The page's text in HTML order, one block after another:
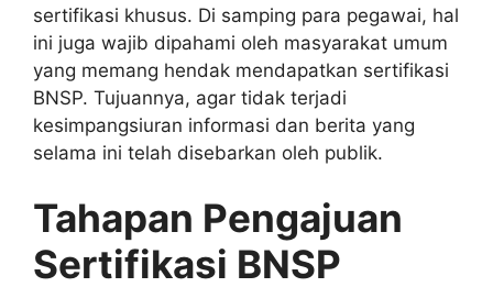
sertifikasi khusus. Di samping para pegawai, hal
ini juga wajib dipahami oleh masyarakat umum
yang memang hendak mendapatkan sertifikasi
BNSP. Tujuannya, agar tidak terjadi
kesimpangsiuran informasi dan berita yang
selama ini telah disebarkan oleh publik.
Tahapan Pengajuan
Sertifikasi BNSP